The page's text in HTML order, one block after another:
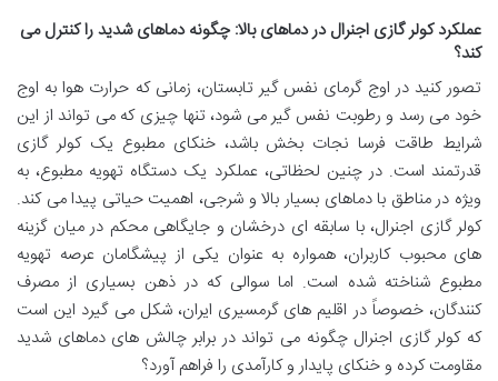
عملکرد کولر گازی اجنرال در دماهای بالا: چگونه دماهای شدید را کنترل می
کند؟
تصور کنید در اوج گرمای نفس گیر تابستان، زمانی که حرارت هوا به اوج
خود می رسد و رطوبت نفس گیر می شود، تنها چیزی که می تواند از این
شرایط طاقت فرسا نجات بخش باشد، خنکای مطبوع یک کولر گازی
قدرتمند است. در چنین لحظاتی، عملکرد یک دستگاه تهویه مطبوع، به
ویژه در مناطق با دماهای بسیار بالا و شرجی، اهمیت حیاتی پیدا می کند.
کولر گازی اجنرال، با سابقه ای درخشان و جایگاهی محکم در میان گزینه
های محبوب کاربران، همواره به عنوان یکی از پیشگامان عرصه تهویه
مطبوع شناخته شده است. اما سوالی که در ذهن بسیاری از مصرف
کنندگان، خصوصاً در اقلیم های گرمسیری ایران، شکل می گیرد این است
که کولر گازی اجنرال چگونه می تواند در برابر چالش های دماهای شدید
مقاومت کرده و خنکای پایدار و کارآمدی را فراهم آورد؟